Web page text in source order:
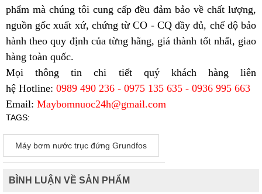
phẩm mà chúng tôi cung cấp đều đảm bảo về chất lượng,
nguồn gốc xuất xứ, chứng từ CO - CQ đầy đủ, chế độ bảo
hành theo quy định của từng hãng, giá thành tốt nhất, giao
hàng toàn quốc.
Mọi thông tin chi tiết quý khách hàng liên
hệ Hotline: 0989 490 236 - 0975 135 635 - 0936 995 663
Email: Maybomnuoc24h@gmail.com
TAGS:
Máy bơm nước trục đứng Grundfos
BÌNH LUẬN VỀ SẢN PHẨM